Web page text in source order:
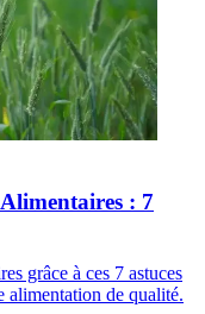
: 7
grâce à ces 7 astuces
alimentation de qualité.